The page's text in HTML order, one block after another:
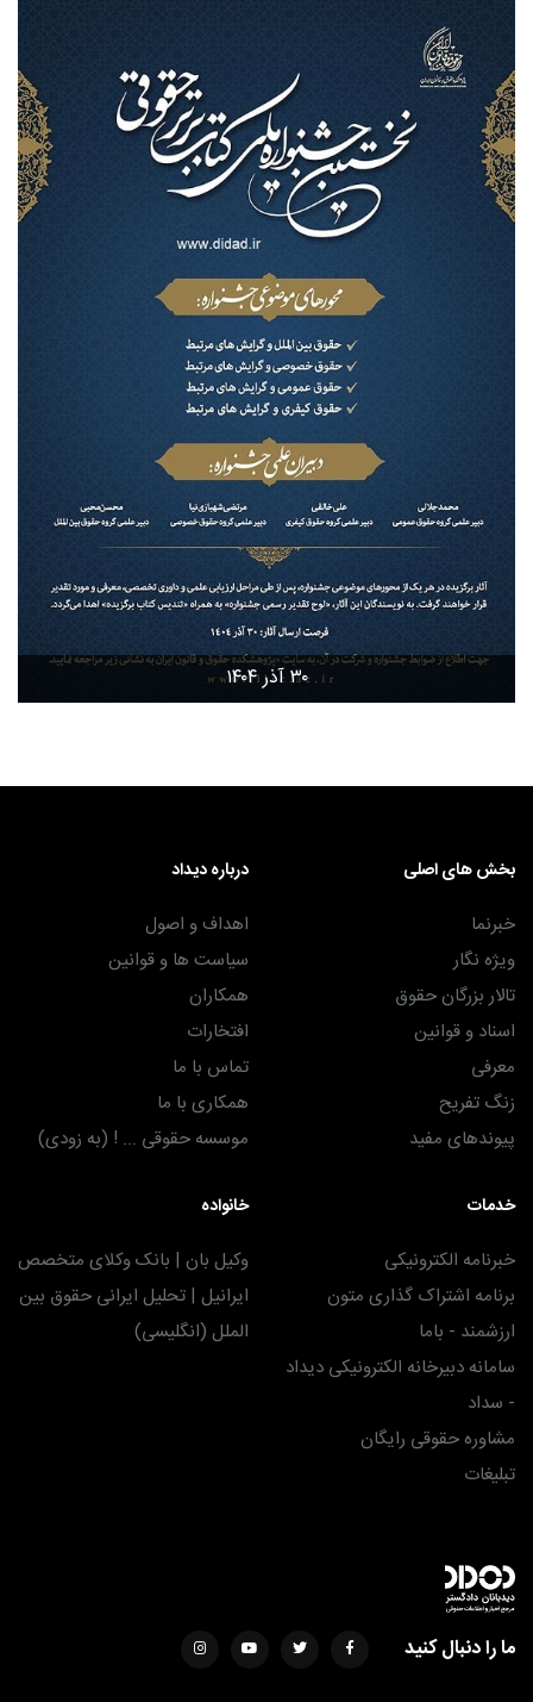
۳۰ آذر ۱۴۰۴
بخش های اصلی
خبرنما
ویژه نگار
تالار بزرگان حقوق
اسناد و قوانین
معرفی
زنگ تفریح
پیوندهای مفید
درباره دیداد
اهداف و اصول
سیاست ها و قوانین
همکاران
افتخارات
تماس با ما
همکاری با ما
موسسه حقوقی ... ! (به زودی)
خدمات
خبرنامه الکترونیکی
برنامه اشتراک گذاری متون
ارزشمند - باما
سامانه دبیرخانه الکترونیکی دیداد
- سداد
مشاوره حقوقی رایگان
تبلیغات
خانواده
وکیل بان | بانک وکلای متخصص
ایرانیل | تحلیل ایرانی حقوق بین
الملل (انگلیسی)
ما را دنبال کنید